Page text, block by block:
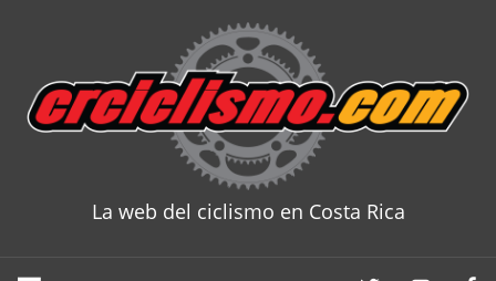
content
La web del ciclismo en Costa Rica